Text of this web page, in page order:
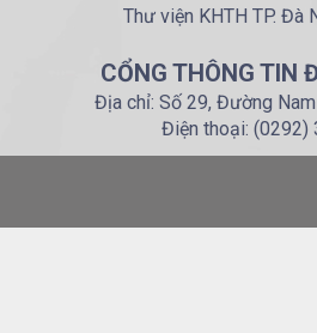
Thư viện KHTH TP. Đà
CỔNG THÔNG TIN
Địa chỉ: Số 29, Đường
Điện thoại: (0292)